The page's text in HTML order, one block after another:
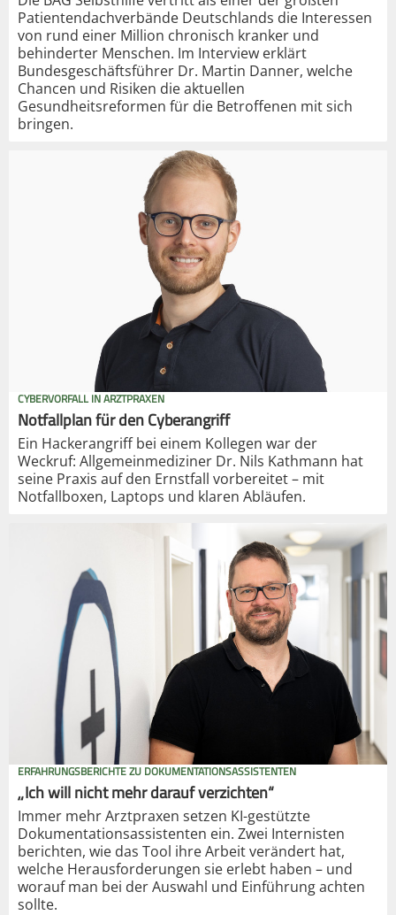
Patientendachverbände Deutschlands die Interessen
von rund einer Million chronisch kranker und
behinderter Menschen. Im Interview erklärt
Bundesgeschäftsführer Dr. Martin Danner, welche
Chancen und Risiken die aktuellen
Gesundheitsreformen für die Betroffenen mit sich
bringen.
CYBERVORFALL IN ARZTPRAXEN
Notfallplan für den Cyberangriff
Ein Hackerangriff bei einem Kollegen war der
Weckruf: Allgemeinmediziner Dr. Nils Kathmann hat
seine Praxis auf den Ernstfall vorbereitet – mit
Notfallboxen, Laptops und klaren Abläufen.
ERFAHRUNGSBERICHTE ZU DOKUMENTATIONSASSISTENTEN
„Ich will nicht mehr darauf verzichten“
Immer mehr Arztpraxen setzen KI-gestützte
Dokumentationsassistenten ein. Zwei Internisten
berichten, wie das Tool ihre Arbeit verändert hat,
welche Herausforderungen sie erlebt haben – und
worauf man bei der Auswahl und Einführung achten
sollte.